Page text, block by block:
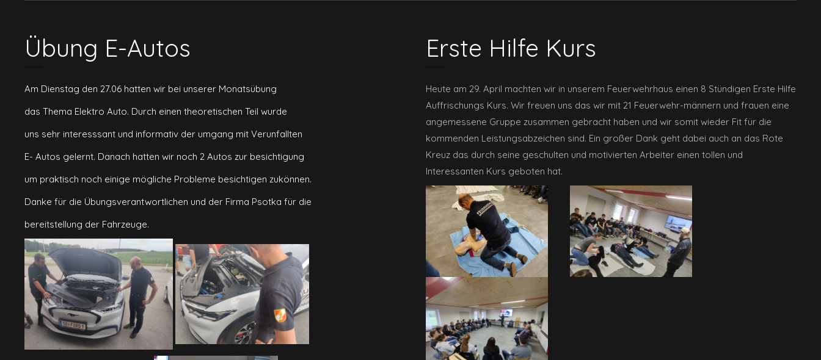
Übung E-Autos
Am Dienstag den 27.06 hatten wir bei unserer Monatsübung
das Thema Elektro Auto. Durch einen theoretischen Teil wurde
uns sehr interesssant und informativ der umgang mit Verunfallten
E- Autos gelernt. Danach hatten wir noch 2 Autos zur besichtigung
um praktisch noch einige mögliche Probleme besichtigen zukönnen.
Danke für die Übungsverantwortlichen und der Firma Psotka für die
bereitstellung der Fahrzeuge.
Erste Hilfe Kurs
Heute am 29. April machten wir in unserem Feuerwehrhaus einen 8 Stündigen Erste Hilfe
Auffrischungs Kurs. Wir freuen uns das wir mit 21 Feuerwehr-männern und frauen eine
angemessene Gruppe zusammen gebracht haben und wir somit wieder Fit für die
kommenden Leistungsabzeichen sind. Ein großer Dank geht dabei auch an das Rote
Kreuz das durch seine geschulten und motivierten Arbeiter einen tollen und
Interessanten Kurs geboten hat.